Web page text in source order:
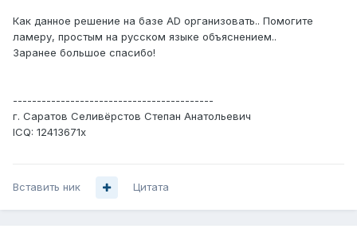
Как данное решение на базе AD организовать.. Помогите
ламеру, простым на русском языке объяснением..
Заранее большое спасибо!
------------------------------------------
г. Саратов Селивёрстов Степан Анатольевич
ICQ: 12413671x
Вставить ник Цитата